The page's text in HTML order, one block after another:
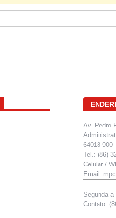
Av. Pedro
64018-900
Tel.: (86)
Celular /
Email:
Segunda
Contato: